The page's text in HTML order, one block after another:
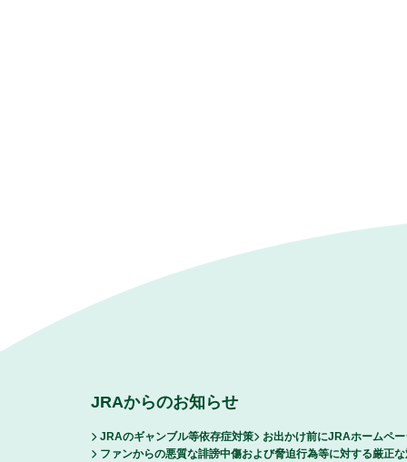
JRAからのお知らせ
JRAのギャンブル等依存症対策
お出かけ前にJRAホームペ
ファンからの悪質な誹謗中傷および脅迫行為等に対する厳正